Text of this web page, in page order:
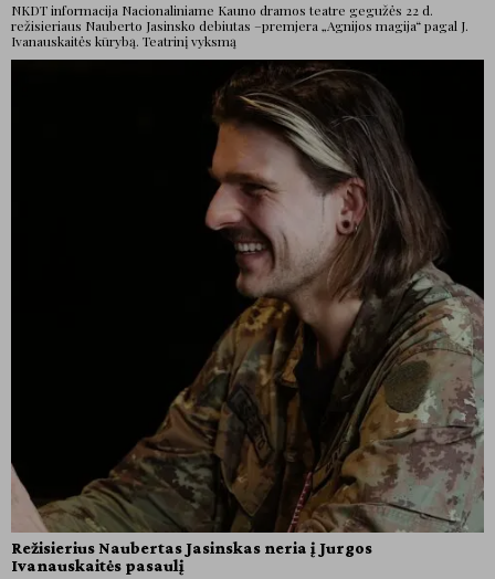
NKDT informacija Nacionaliniame Kauno dramos teatre gegužės 22 d.
režisieriaus Nauberto Jasinsko debiutas –premjera „Agnijos magija“ pagal J.
Ivanauskaitės kūrybą. Teatrinį vyksmą
Režisierius Naubertas Jasinskas neria į Jurgos
Ivanauskaitės pasaulį